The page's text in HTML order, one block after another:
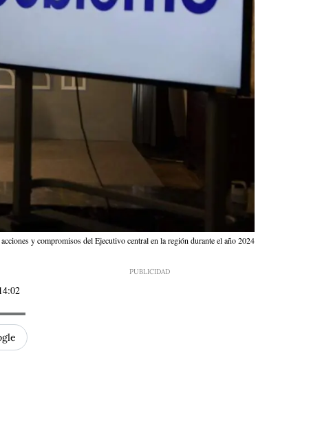
y compromisos del Ejecutivo central en la región durante el año 2024